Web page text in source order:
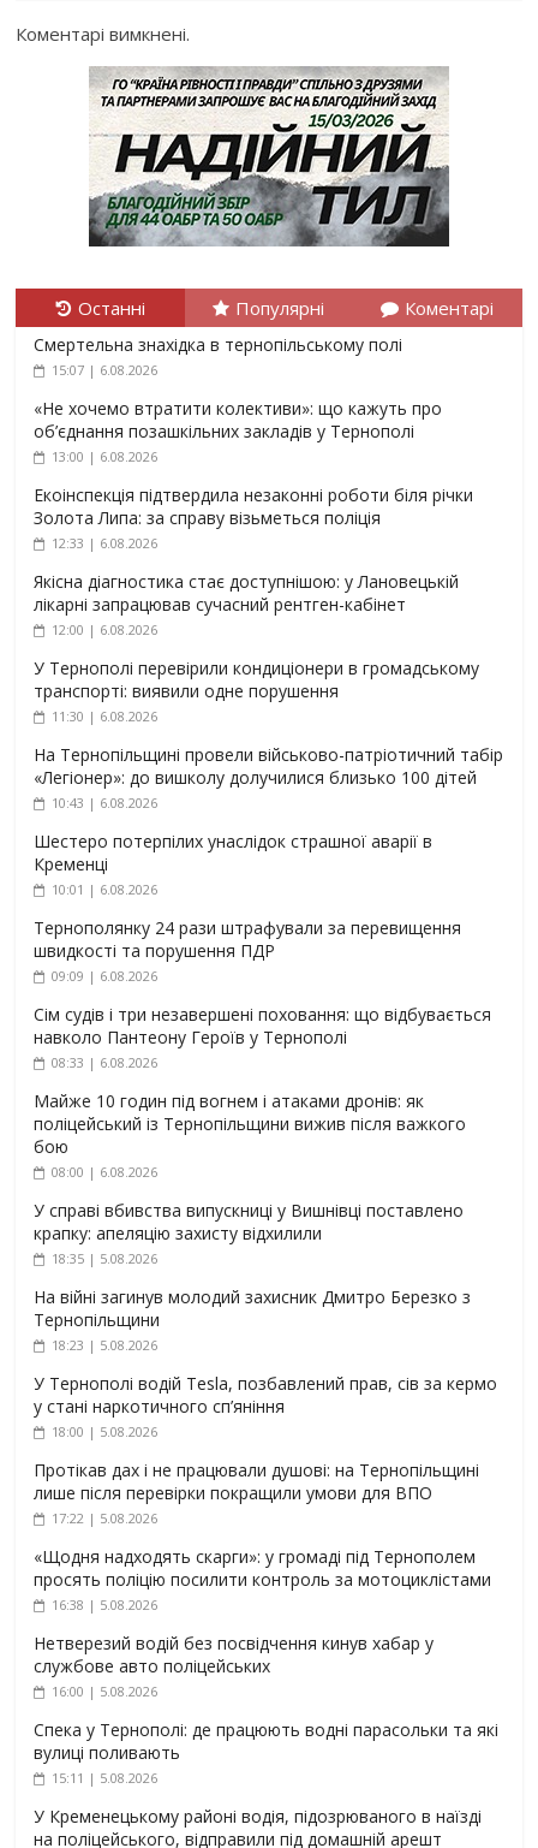
Коментарі вимкнені.
Останні Популярні Коментарі
Смертельна знахідка в тернопільському полі
15:07 | 6.08.2026
«Не хочемо втратити колективи»: що кажуть про
об’єднання позашкільних закладів у Тернополі
13:00 | 6.08.2026
Екоінспекція підтвердила незаконні роботи біля річки
Золота Липа: за справу візьметься поліція
12:33 | 6.08.2026
Якісна діагностика стає доступнішою: у Лановецькій
лікарні запрацював сучасний рентген-кабінет
12:00 | 6.08.2026
У Тернополі перевірили кондиціонери в громадському
транспорті: виявили одне порушення
11:30 | 6.08.2026
На Тернопільщині провели військово-патріотичний табір
«Легіонер»: до вишколу долучилися близько 100 дітей
10:43 | 6.08.2026
Шестеро потерпілих унаслідок страшної аварії в
Кременці
10:01 | 6.08.2026
Тернополянку 24 рази штрафували за перевищення
швидкості та порушення ПДР
09:09 | 6.08.2026
Сім судів і три незавершені поховання: що відбувається
навколо Пантеону Героїв у Тернополі
08:33 | 6.08.2026
Майже 10 годин під вогнем і атаками дронів: як
поліцейський із Тернопільщини вижив після важкого
бою
08:00 | 6.08.2026
У справі вбивства випускниці у Вишнівці поставлено
крапку: апеляцію захисту відхилили
18:35 | 5.08.2026
На війні загинув молодий захисник Дмитро Березко з
Тернопільщини
18:23 | 5.08.2026
У Тернополі водій Tesla, позбавлений прав, сів за кермо
у стані наркотичного сп’яніння
18:00 | 5.08.2026
Протікав дах і не працювали душові: на Тернопільщині
лише після перевірки покращили умови для ВПО
17:22 | 5.08.2026
«Щодня надходять скарги»: у громаді під Тернополем
просять поліцію посилити контроль за мотоциклістами
16:38 | 5.08.2026
Нетверезий водій без посвідчення кинув хабар у
службове авто поліцейських
16:00 | 5.08.2026
Спека у Тернополі: де працюють водні парасольки та які
вулиці поливають
15:11 | 5.08.2026
У Кременецькому районі водія, підозрюваного в наїзді
на поліцейського, відправили під домашній арешт